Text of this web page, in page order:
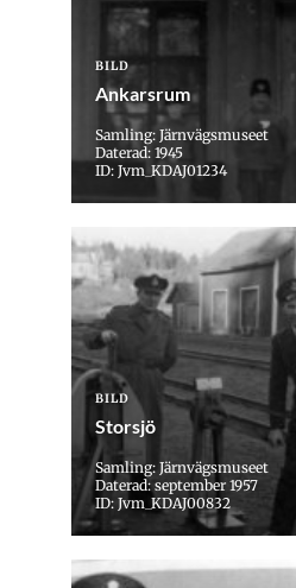
BILD
Ankarsrum
Samling: Järnvägsmuseet
Daterad: 1945
ID: Jvm_KDAJ01234
BILD
Storsjö
Samling: Järnvägsmuseet
Daterad: september 1957
ID: Jvm_KDAJ00832